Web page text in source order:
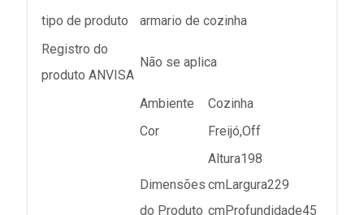
tipo de produto
armario de cozinha
Registro do
produto ANVISA
Não se aplica
Ambiente
Cozinha
Cor
Freijó,Off
Dimensões
do Produto
Altura198
cmLargura229
cmProfundidade45